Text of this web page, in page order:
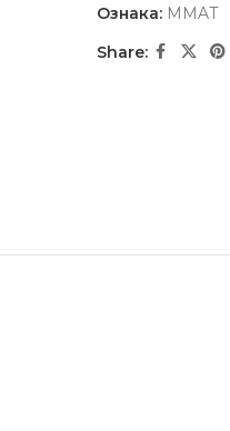
Ознака: MMAT
Share: